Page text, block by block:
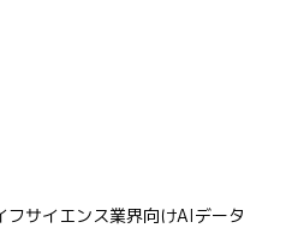
フサイエンス業界向けAIデータ